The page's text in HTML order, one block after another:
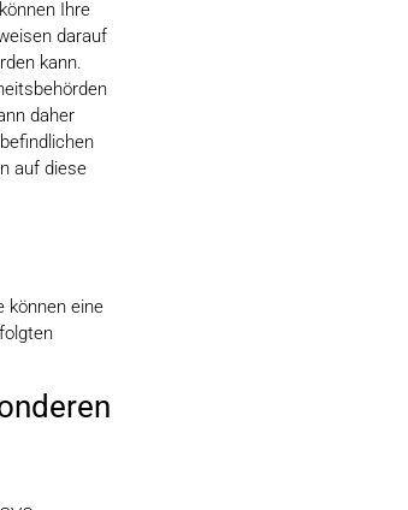
Ihre
darauf
kann.
daher
auf diese
können eine